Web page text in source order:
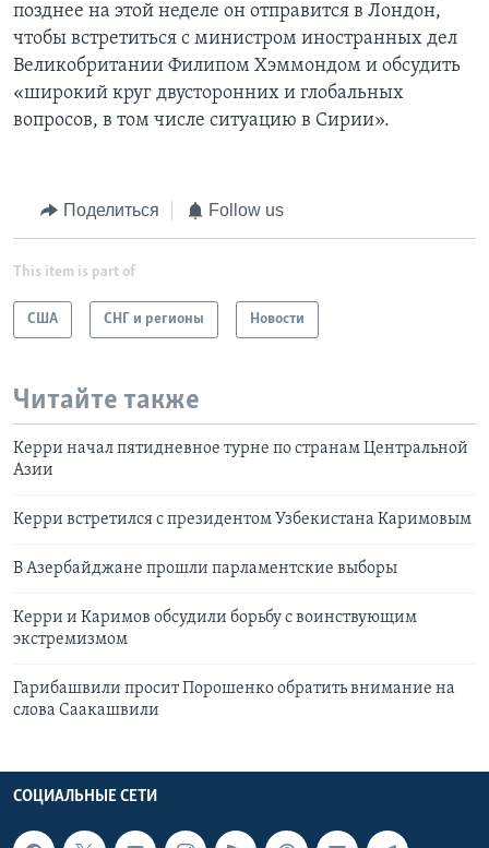
позднее на этой неделе он отправится в Лондон,
чтобы встретиться с министром иностранных дел
Великобритании Филипом Хэммондом и обсудить
«широкий круг двусторонних и глобальных
вопросов, в том числе ситуацию в Сирии».
Поделиться Follow us
This item is part of
США СНГ и регионы Новости
Читайте также
Керри начал пятидневное турне по странам Центральной
Азии
Керри встретился с президентом Узбекистана Каримовым
В Азербайджане прошли парламентские выборы
Керри и Каримов обсудили борьбу с воинствующим
экстремизмом
Гарибашвили просит Порошенко обратить внимание на
слова Саакашвили
СОЦИАЛЬНЫЕ СЕТИ